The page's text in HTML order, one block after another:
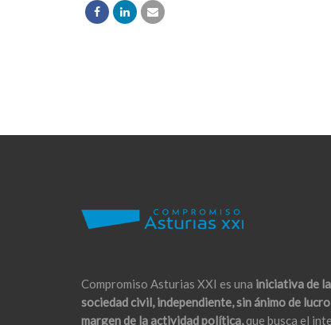
Compromiso Asturias XXI es una iniciativa de la
sociedad civil, independiente, sin ánimo de
margen de la actividad política,que busca el